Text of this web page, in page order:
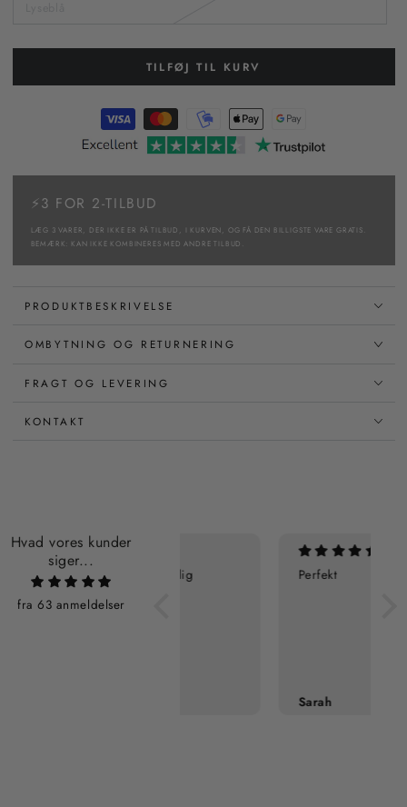
TILFØJ TIL KURV
⚡3 FOR 2-TILBUD
LÆG 3 VARER, DER IKKE ER PÅ TILBUD, I KURVEN, OG FÅ DEN BILLIGSTE VARE GRATIS.
BEMÆRK: KAN IKKE KOMBINERES MED ANDRE TILBUD.
PRODUKTBESKRIVELSE
OMBYTNING OG RETURNERING
FRAGT OG LEVERING
KONTAKT
Hvad vores kunder
siger...
fra 63 anmeldelser
Virkelig rummelig